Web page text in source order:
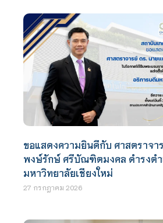
ขอแสดงความยินดีกับ ศาสตราจา
พงษ์รักษ์ ศรีบัณฑิตมงคล ดำรงต
มหาวิทยาลัยเชียงใหม่
27 กรกฎาคม 2026